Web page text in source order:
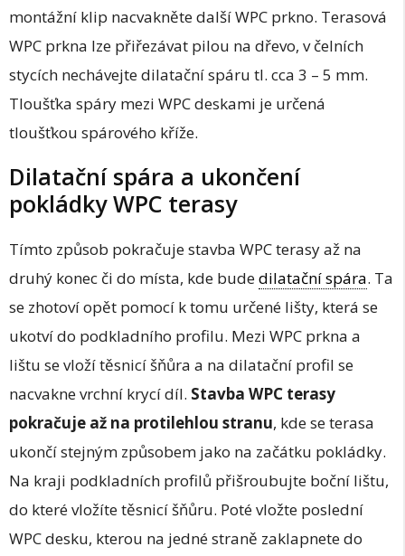
montážní klip nacvakněte další WPC prkno. Terasová
WPC prkna lze přiřezávat pilou na dřevo, v čelních
stycích nechávejte dilatační spáru tl. cca 3 – 5 mm.
Tloušťka spáry mezi WPC deskami je určená
tloušťkou spárového kříže.
Dilatační spára a ukončení
pokládky WPC terasy
Tímto způsob pokračuje stavba WPC terasy až na
druhý konec či do místa, kde budedilatační spára. Ta
se zhotoví opět pomocí k tomu určené lišty, která se
ukotví do podkladního profilu. Mezi WPC prkna a
lištu se vloží těsnicí šňůra a na dilatační profil se
nacvakne vrchní krycí díl. Stavba WPC terasy
pokračuje až na protilehlou stranu, kde se terasa
ukončí stejným způsobem jako na začátku pokládky.
Na kraji podkladních profilů přišroubujte boční lištu,
do které vložíte těsnicí šňůru. Poté vložte poslední
WPC desku, kterou na jedné straně zaklapnete do